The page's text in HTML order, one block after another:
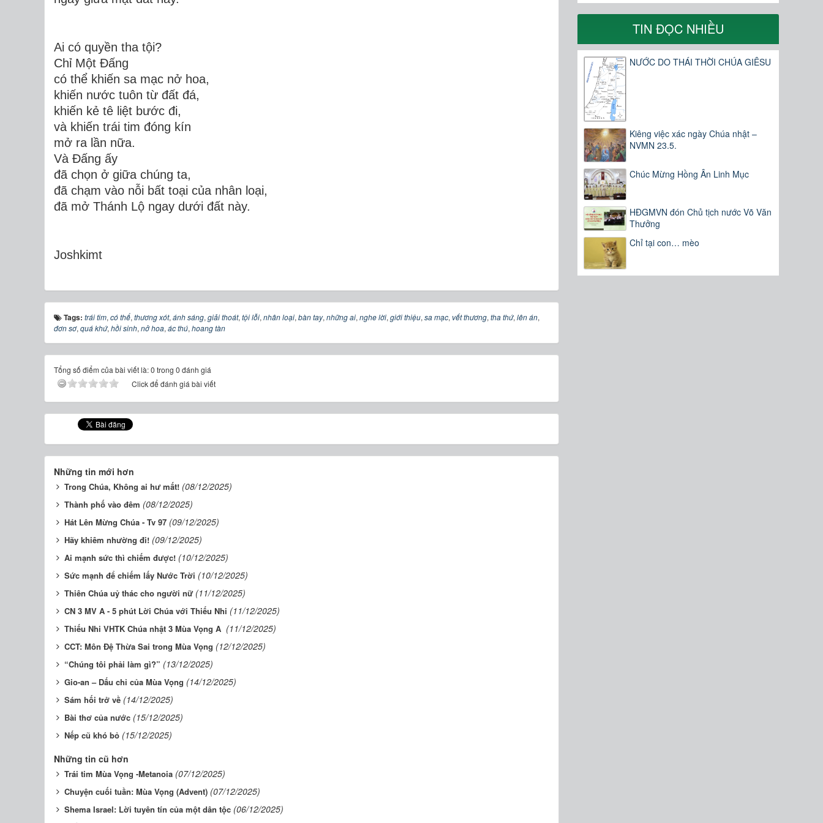
Ai có quyền tha tội?
Chỉ Một Đấng
có thể khiến sa mạc nở hoa,
khiến nước tuôn từ đất đá,
khiến kẻ tê liệt bước đi,
và khiến trái tim đóng kín
mở ra lần nữa.
Và Đấng ấy
đã chọn ở giữa chúng ta,
đã chạm vào nỗi bất toại của nhân loại,
đã mở Thánh Lộ ngay dưới đất này.
Joshkimt
Tags: trái tim, có thể, thương xót, ánh sáng, giải thoát, tội lỗi, nhân loại, bàn tay, những ai, nghe lời, giới thiệu, sa mạc, vết thương, tha thứ, lên án,
đơn sơ, quá khứ, hồi sinh, nở hoa, ác thú, hoang tàn
Tổng số điểm của bài viết là: 0 trong 0 đánh giá
Click để đánh giá bài viết
Những tin mới hơn
Trong Chúa, Không ai hư mất! (08/12/2025)
Thành phố vào đêm (08/12/2025)
Hát Lên Mừng Chúa - Tv 97 (09/12/2025)
Hãy khiêm nhường đi! (09/12/2025)
Ai mạnh sức thì chiếm được! (10/12/2025)
Sức mạnh để chiếm lấy Nước Trời (10/12/2025)
Thiên Chúa uỷ thác cho người nữ (11/12/2025)
CN 3 MV A - 5 phút Lời Chúa với Thiếu Nhi (11/12/2025)
Thiếu Nhi VHTK Chúa nhật 3 Mùa Vọng A ​​​​​​​ (11/12/2025)
CCT: Môn Đệ Thừa Sai trong Mùa Vọng (12/12/2025)
“Chúng tôi phải làm gì?” (13/12/2025)
Gio-an – Dấu chỉ của Mùa Vọng (14/12/2025)
Sám hối trở về (14/12/2025)
Bài thơ của nước (15/12/2025)
Nếp cũ khó bỏ (15/12/2025)
Những tin cũ hơn
Trái tim Mùa Vọng -Metanoia (07/12/2025)
Chuyện cuối tuần: Mùa Vọng (Advent) (07/12/2025)
Shema Israel: Lời tuyên tín của một dân tộc (06/12/2025)
TIN ĐỌC NHIỀU
NƯỚC DO THÁI THỜI CHÚA GIÊSU
Kiêng việc xác ngày Chúa nhật –
NVMN 23.5.
Chúc Mừng Hồng Ân Linh Mục
HĐGMVN đón Chủ tịch nước Võ Văn
Thưởng
Chỉ tại con… mèo